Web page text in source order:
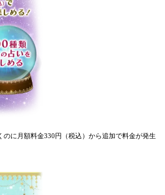
に月額料金330円（税込）から追加で料金が発生